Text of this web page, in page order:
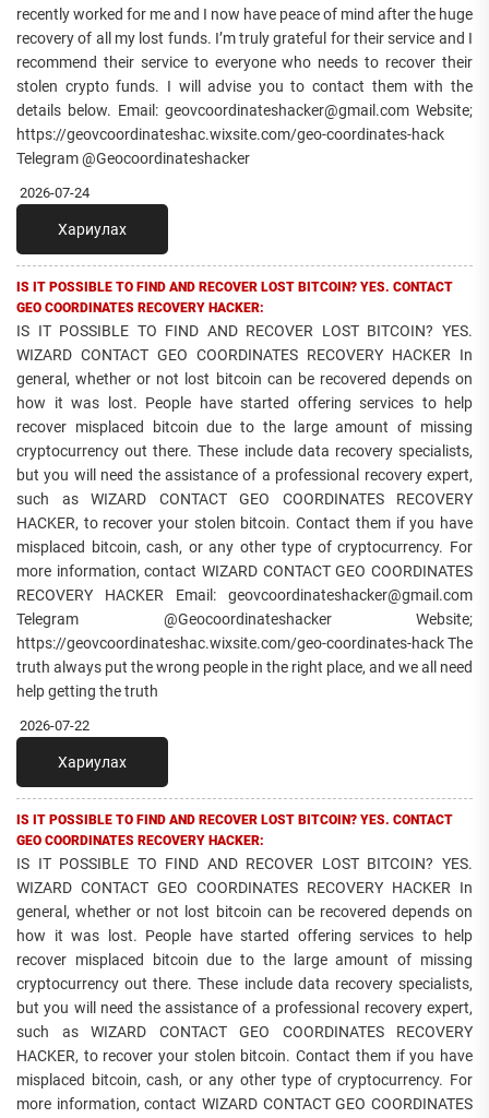
recently worked for me and I now have peace of mind after the huge
recovery of all my lost funds. I’m truly grateful for their service and I
recommend their service to everyone who needs to recover their
stolen crypto funds. I will advise you to contact them with the
details below. Email: geovcoordinateshacker@gmail.com Website;
https://geovcoordinateshac.wixsite.com/geo-coordinates-hack
Telegram @Geocoordinateshacker
2026-07-24
Хариулах
IS IT POSSIBLE TO FIND AND RECOVER LOST BITCOIN? YES. CONTACT
GEO COORDINATES RECOVERY HACKER:
IS IT POSSIBLE TO FIND AND RECOVER LOST BITCOIN? YES.
WIZARD CONTACT GEO COORDINATES RECOVERY HACKER In
general, whether or not lost bitcoin can be recovered depends on
how it was lost. People have started offering services to help
recover misplaced bitcoin due to the large amount of missing
cryptocurrency out there. These include data recovery specialists,
but you will need the assistance of a professional recovery expert,
such as WIZARD CONTACT GEO COORDINATES RECOVERY
HACKER, to recover your stolen bitcoin. Contact them if you have
misplaced bitcoin, cash, or any other type of cryptocurrency. For
more information, contact WIZARD CONTACT GEO COORDINATES
RECOVERY HACKER Email: geovcoordinateshacker@gmail.com
Telegram @Geocoordinateshacker Website;
https://geovcoordinateshac.wixsite.com/geo-coordinates-hack The
truth always put the wrong people in the right place, and we all need
help getting the truth
2026-07-22
Хариулах
IS IT POSSIBLE TO FIND AND RECOVER LOST BITCOIN? YES. CONTACT
GEO COORDINATES RECOVERY HACKER:
IS IT POSSIBLE TO FIND AND RECOVER LOST BITCOIN? YES.
WIZARD CONTACT GEO COORDINATES RECOVERY HACKER In
general, whether or not lost bitcoin can be recovered depends on
how it was lost. People have started offering services to help
recover misplaced bitcoin due to the large amount of missing
cryptocurrency out there. These include data recovery specialists,
but you will need the assistance of a professional recovery expert,
such as WIZARD CONTACT GEO COORDINATES RECOVERY
HACKER, to recover your stolen bitcoin. Contact them if you have
misplaced bitcoin, cash, or any other type of cryptocurrency. For
more information, contact WIZARD CONTACT GEO COORDINATES